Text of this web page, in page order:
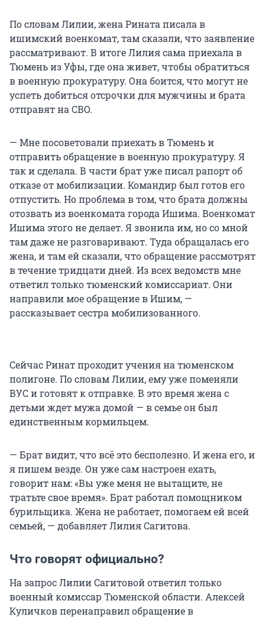
По словам Лилии, жена Рината писала в
ишимский военкомат, там сказали, что заявление
рассматривают. В итоге Лилия сама приехала в
Тюмень из Уфы, где она живет, чтобы обратиться
в военную прокуратуру. Она боится, что могут не
успеть добиться отсрочки для мужчины и брата
отправят на СВО.
— Мне посоветовали приехать в Тюмень и
отправить обращение в военную прокуратуру. Я
так и сделала. В части брат уже писал рапорт об
отказе от мобилизации. Командир был готов его
отпустить. Но проблема в том, что брата должны
отозвать из военкомата города Ишима. Военкомат
Ишима этого не делает. Я звонила им, но со мной
там даже не разговаривают. Туда обращалась его
жена, и там ей сказали, что обращение рассмотрят
в течение тридцати дней. Из всех ведомств мне
ответил только тюменский комиссариат. Они
направили мое обращение в Ишим, —
рассказывает сестра мобилизованного.
Сейчас Ринат проходит учения на тюменском
полигоне. По словам Лилии, ему уже поменяли
ВУС и готовят к отправке. В это время жена с
детьми ждет мужа домой — в семье он был
единственным кормильцем.
— Брат видит, что всё это бесполезно. И жена его, и
я пишем везде. Он уже сам настроен ехать,
говорит нам: «Вы уже меня не вытащите, не
тратьте свое время». Брат работал помощником
бурильщика. Жена не работает, помогаем ей всей
семьей, — добавляет Лилия Сагитова.
Что говорят официально?
На запрос Лилии Сагитовой ответил только
военный комиссар Тюменской области. Алексей
Куличков перенаправил обращение в